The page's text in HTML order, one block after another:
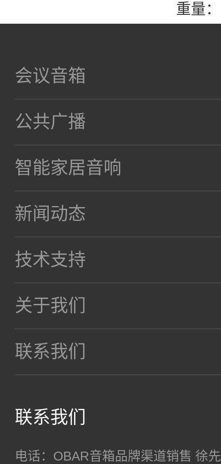
重量
会议音箱
公共广播
智能家居音响
新闻动态
技术支持
关于我们
联系我们
联系我们
电话：OBAR音箱品牌渠道销售 徐